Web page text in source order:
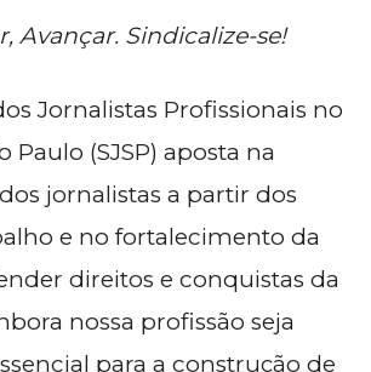
Avançar. Sindicalize-se!
Jornalistas Profissionais no
Paulo (SJSP) aposta na
jornalistas a partir dos
e no fortalecimento da
direitos e conquistas da
nossa profissão seja
para a construção de